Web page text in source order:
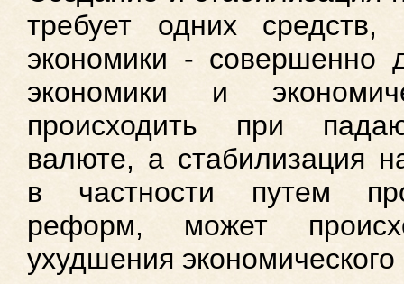
требует одних средств,
экономики - совершенно
экономики и
происходить при
валюте, а стабилизация
в частности путем
реформ, может
ухудшения